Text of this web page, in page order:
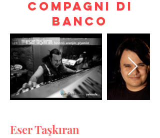
COMPAGNI DI
BANCO
Eser Taşkıran